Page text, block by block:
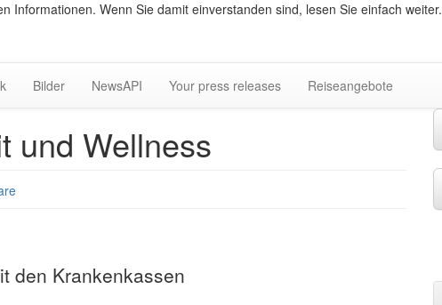
Informationen. Wenn Sie damit einverstanden sind, lesen Sie einfach weiter.
Bilder NewsAPI Your press releases Reiseangebote
und Wellness
den Krankenkassen